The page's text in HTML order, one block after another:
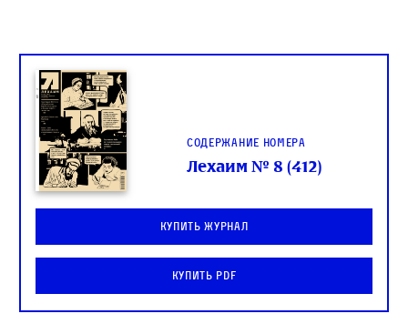
Содержание номера
Лехаим № 8 (412)
Купить журнал
Купить PDF